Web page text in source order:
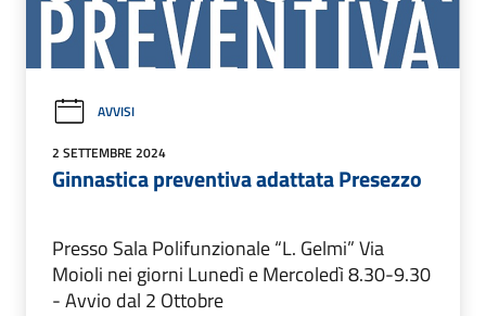
AVVISI
2 SETTEMBRE 2024
Ginnastica preventiva adattata Presezzo
Presso Sala Polifunzionale “L. Gelmi” Via
Moioli nei giorni Lunedì e Mercoledì 8.30-9.30
- Avvio dal 2 Ottobre